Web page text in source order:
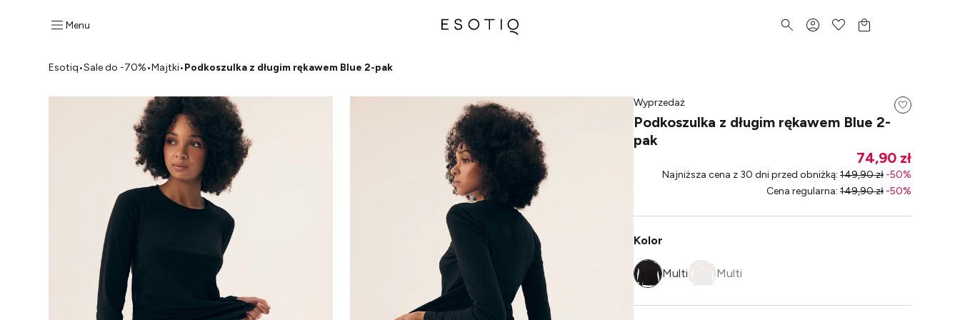
Menu
Esotiq•Sale do -70%•Majtki•Podkoszulka z długim rękawem Blue 2-pak
Wyprzedaż
Podkoszulka z długim rękawem Blue 2-
pak
74,90 zł
Najniższa cena z 30 dni przed obniżką: 149,90 zł -50%
Cena regularna: 149,90 zł -50%
Kolor
Multi Multi